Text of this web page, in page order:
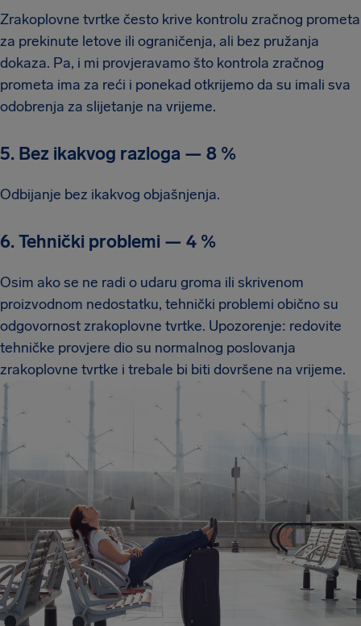
Zrakoplovne tvrtke često krive kontrolu zračnog prometa
za prekinute letove ili ograničenja, ali bez pružanja
dokaza. Pa, i mi provjeravamo što kontrola zračnog
prometa ima za reći i ponekad otkrijemo da su imali sva
odobrenja za slijetanje na vrijeme.
5. Bez ikakvog razloga — 8 %
Odbijanje bez ikakvog objašnjenja.
6. Tehnički problemi — 4 %
Osim ako se ne radi o udaru groma ili skrivenom
proizvodnom nedostatku, tehnički problemi obično su
odgovornost zrakoplovne tvrtke. Upozorenje: redovite
tehničke provjere dio su normalnog poslovanja
zrakoplovne tvrtke i trebale bi biti dovršene na vrijeme.